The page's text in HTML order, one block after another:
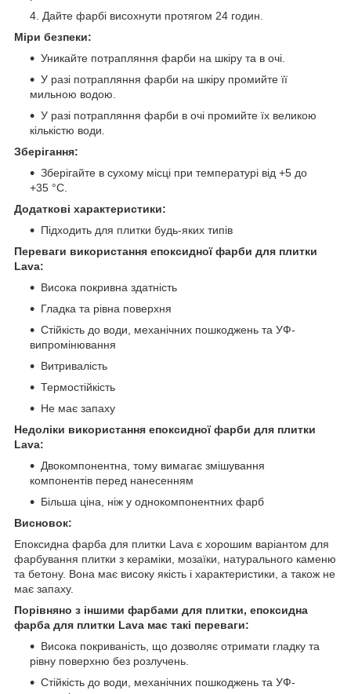
Дайте фарбі висохнути протягом 24 годин.
Міри безпеки:
Уникайте потрапляння фарби на шкіру та в очі.
У разі потрапляння фарби на шкіру промийте її
мильною водою.
У разі потрапляння фарби в очі промийте їх великою
кількістю води.
Зберігання:
Зберігайте в сухому місці при температурі від +5 до
+35 °C.
Додаткові характеристики:
Підходить для плитки будь-яких типів
Переваги використання епоксидної фарби для плитки
Lava:
Висока покривна здатність
Гладка та рівна поверхня
Стійкість до води, механічних пошкоджень та УФ-
випромінювання
Витривалість
Термостійкість
Не має запаху
Недоліки використання епоксидної фарби для плитки
Lava:
Двокомпонентна, тому вимагає змішування
компонентів перед нанесенням
Більша ціна, ніж у однокомпонентних фарб
Висновок:
Епоксидна фарба для плитки Lava є хорошим варіантом для
фарбування плитки з кераміки, мозаїки, натурального каменю
та бетону. Вона має високу якість і характеристики, а також не
має запаху.
Порівняно з іншими фарбами для плитки, епоксидна
фарба для плитки Lava має такі переваги:
Висока покриваність, що дозволяє отримати гладку та
рівну поверхню без розлучень.
Стійкість до води, механічних пошкоджень та УФ-